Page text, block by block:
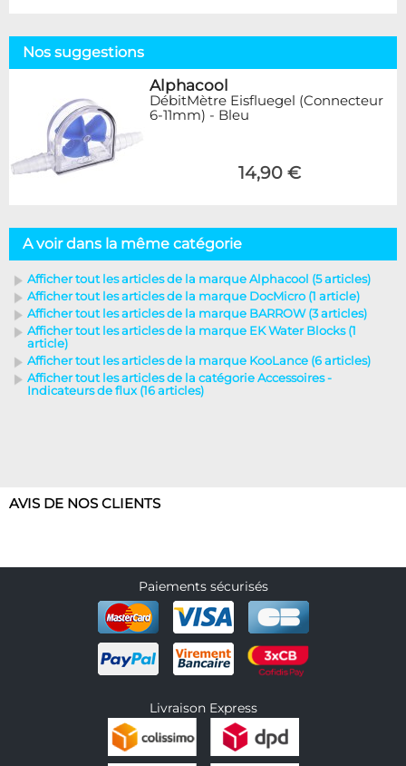
Nos suggestions
Alphacool
DébitMètre Eisfluegel (Connecteur
6-11mm) - Bleu
14,90 €
A voir dans la même catégorie
Afficher tout les articles de la marque Alphacool (5 articles)
Afficher tout les articles de la marque DocMicro (1 article)
Afficher tout les articles de la marque BARROW (3 articles)
Afficher tout les articles de la marque EK Water Blocks (1
article)
Afficher tout les articles de la marque KooLance (6 articles)
Afficher tout les articles de la catégorie Accessoires -
Indicateurs de flux (16 articles)
AVIS DE NOS CLIENTS
Paiements sécurisés
Livraison Express